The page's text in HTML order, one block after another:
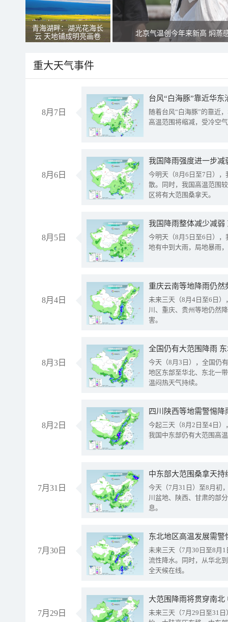
青海湖畔：湖光花海长
云 天地铺成明亮画卷
北京气温创今年来新高 焖蒸
重大天气事件
8月7日
台风“白海豚”靠近华
随着台风“白海豚”的靠近
高温范围将缩减，受冷空
8月6日
今明天（8月6日至7日）
散。同时，我国高温范围
区将有大范围桑拿天。
8月5日
我国降雨整体减少减弱
今明天（8月5日至6日）
地有中到大雨，局地暴雨
8月4日
重庆云南等地降雨仍然
未来三天（8月4日至6日
川、重庆、贵州等地仍然
害。
8月3日
全国仍有大范围降雨
今天（8月3日），全国仍
地区东部至华北、东北一
温闷热天气持续。
8月2日
今起三天（8月2日至4日
我国中东部仍有大范围高
7月31日
中东部大范围桑拿天
今天（7月31日）至8月初
川盆地、陕西、甘肃的部
息。
7月30日
东北地区高温发展需
未来三天（7月30日至8月
流性降水。同时，从华北
全天候在线。
7月29日
大范围降雨将贯穿南
未来三天（7月29日至31